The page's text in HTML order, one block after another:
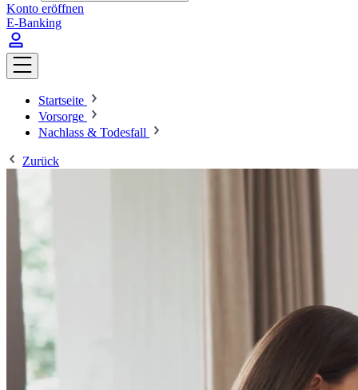
Konto eröffnen
E-Banking
Startseite
Vorsorge
Nachlass & Todesfall
Zurück